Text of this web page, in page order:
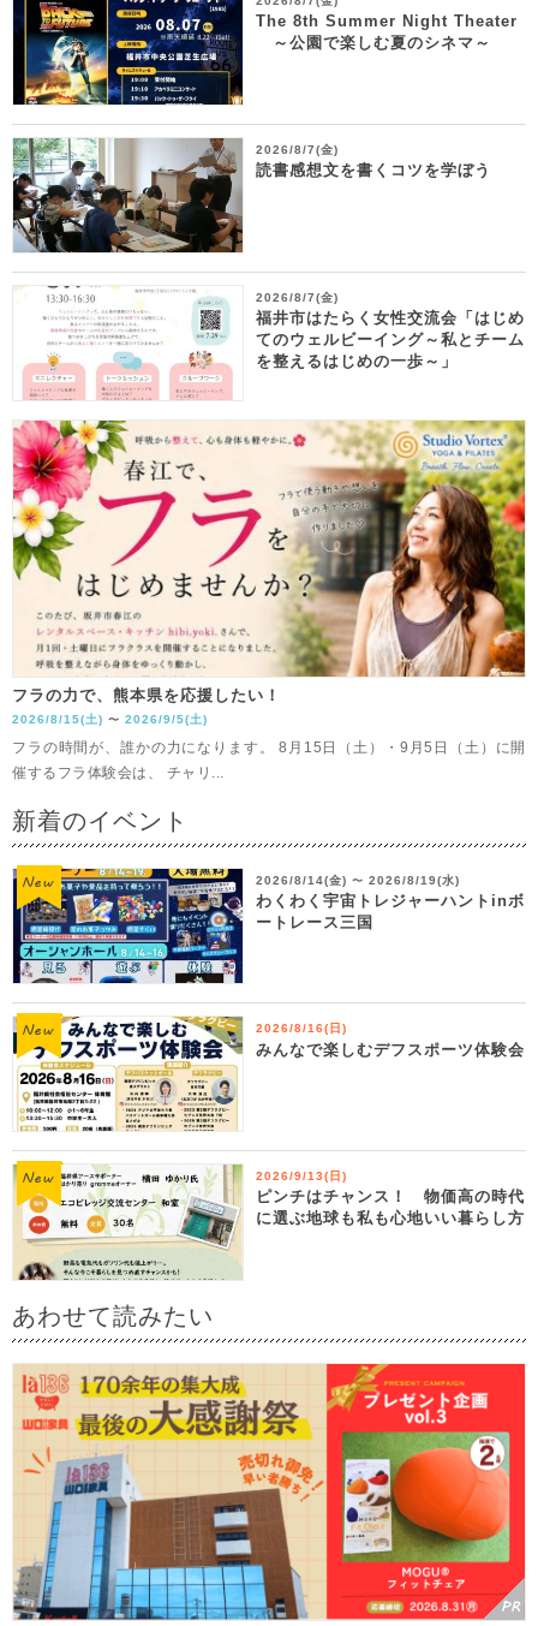
The 8th Summer Night Theater
～公園で楽しむ夏のシネマ～
2026/8/7(金)
読書感想文を書くコツを学ぼう
2026/8/7(金)
福井市はたらく女性交流会「はじめ
てのウェルビーイング～私とチーム
を整えるはじめの一歩～」
フラの力で、熊本県を応援したい！
2026/8/15(土) 〜 2026/9/5(土)
フラの時間が、誰かの力になります。 8月15日（土）・9月5日（土）に開
催するフラ体験会は、 チャリ...
新着のイベント
2026/8/14(金) 〜 2026/8/19(水)
わくわく宇宙トレジャーハントinボ
ートレース三国
2026/8/16(日)
みんなで楽しむデフスポーツ体験会
2026/9/13(日)
ピンチはチャンス！ 物価高の時代
に選ぶ地球も私も心地いい暮らし方
あわせて読みたい